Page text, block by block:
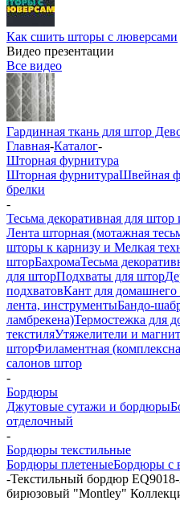
Как сшить шторы с люверсами
Видео презентации
Все видео
Гардинная ткань для штор
Главная-Каталог-
Шторная фурнитура
Шторная фурнитураШвейная
брелки
-
Тесьма декоративная для штор
Лента шторная (мотажная
шторы к карнизу и Мелкая
шторБахромаТесьма
для шторПодхваты для штор
подхватовКант для домашнего
лента, инструментыБандо-
ламбрекена)Термостежка для
текстиляУтяжелители и
шторФиламентная
салонов штор
-
Бордюры
Джутовые сутажи и бордюры
отделочный
-
Бордюры текстильные
Бордюры плетеныеБордюры с
-Текстильный бордюр
бирюзовый "Montley"